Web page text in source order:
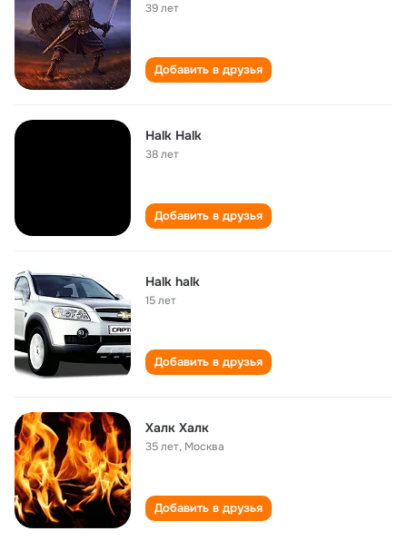
39 лет
Добавить в друзья
Halk Halk
38 лет
Добавить в друзья
Halk halk
15 лет
Добавить в друзья
Халк Халк
35 лет, Москва
Добавить в друзья